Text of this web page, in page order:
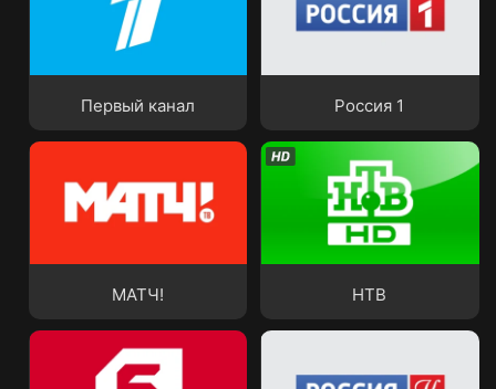
Первый канал Россия 1
МАТЧ! НТВ